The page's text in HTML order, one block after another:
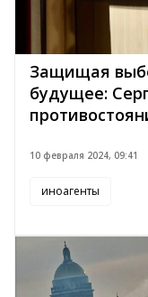
Защищая
будущее:
10 февраля 2024, 09:41
иноагенты